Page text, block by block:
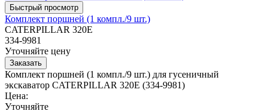
Комплект поршней (1 компл./9 шт.)
CATERPILLAR 320E
334-9981
Уточняйте цену
Комплект поршней (1 компл./9 шт.) для гусеничный
экскаватор CATERPILLAR 320E (334-9981)
Цена:
Уточняйте